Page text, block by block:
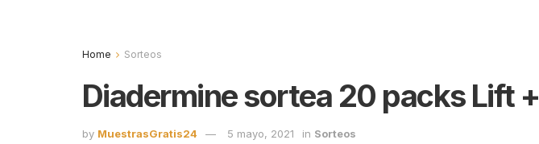
Home Sorteos
Diadermine sortea 20 packs Lift +
by MuestrasGratis24 5 mayo, 2021 in Sorteos